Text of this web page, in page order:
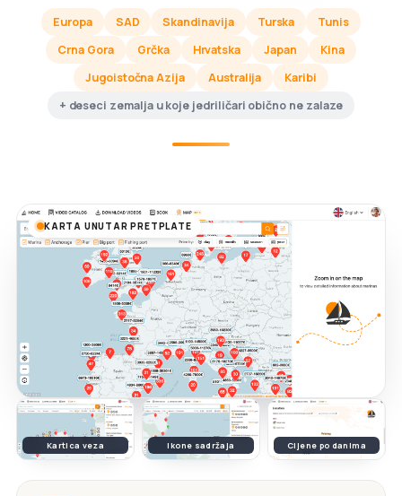
Europa SAD Skandinavija Turska
Tunis
Crna Gora
Grčka Hrvatska Japan
Kina
Jugoistočna Azija
Australija
Karibi
+ deseci zemalja u koje jedriličari obično ne zalaze
KARTA UNUTAR PRETPLATE
Kartica veza Ikone sadržaja Cijene po danima